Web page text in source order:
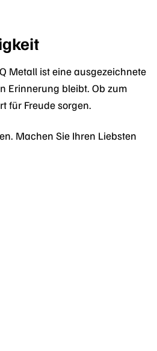
Metall ist eine ausgezeichnete
Erinnerung bleibt. Ob zum
für Freude sorgen.
Machen Sie Ihren Liebsten